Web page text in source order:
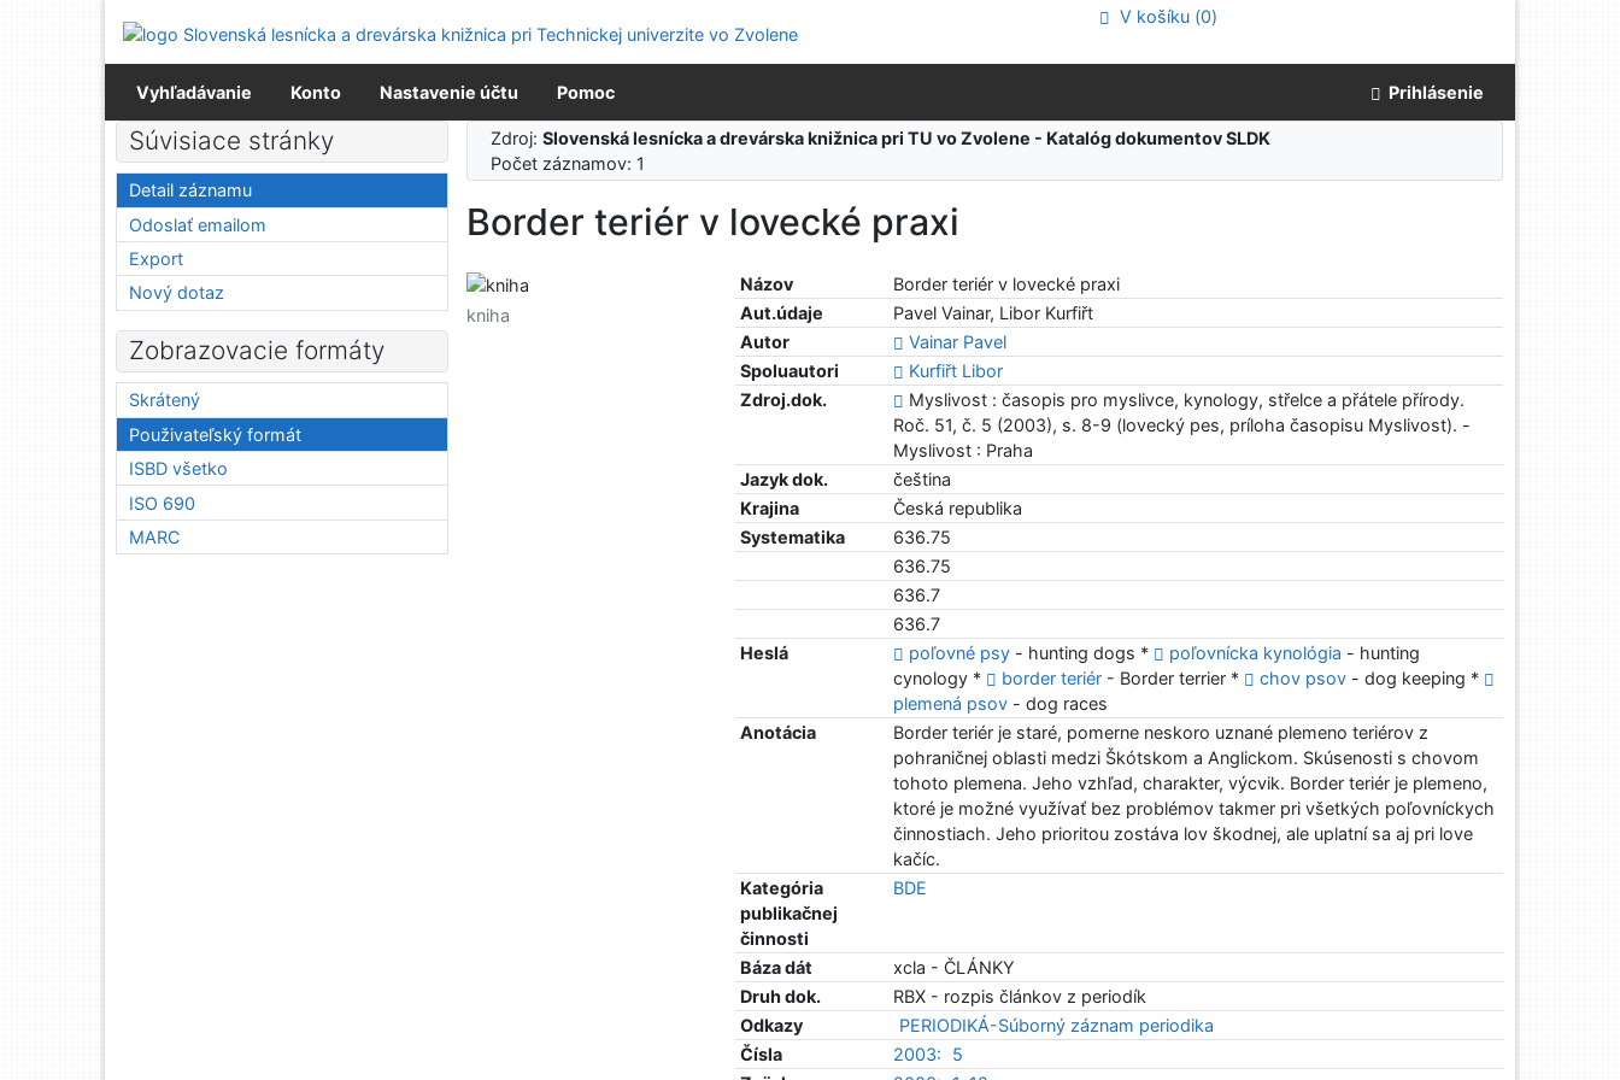
Prejsť na menu
Prehlásenie o webovej prístupnosti
V košíku (0)
Vyhľadávanie Konto Nastavenie účtu Pomoc Prihlásenie
Zdroj:Slovenská lesnícka a drevárska knižnica pri TU vo Zvolene - Katalóg dokumentov SLDK
Počet záznamov: 1
Border teriér v lovecké praxi
Názov
Border teriér v lovecké praxi
Aut.údaje
Pavel Vainar, Libor Kurfiřt
Autor
Vainar Pavel
Spoluautori
Kurfiřt Libor
Zdroj.dok.
Myslivost : časopis pro myslivce, kynology, střelce a přátele přírody.
Roč. 51, č. 5 (2003), s. 8-9 (lovecký pes, príloha časopisu Myslivost). -
Myslivost : Praha
Jazyk dok.
čeština
Krajina
Česká republika
Systematika
636.75
636.75
636.7
636.7
Heslá
poľovné psy - hunting dogs * poľovnícka kynológia - hunting
cynology *
border teriér - Border terrier * chov psov - dog keeping *
plemená psov - dog races
Anotácia
Border teriér je staré, pomerne neskoro uznané plemeno teriérov z
pohraničnej oblasti medzi Škótskom a Anglickom. Skúsenosti s chovom
tohoto plemena. Jeho vzhľad, charakter, výcvik. Border teriér je plemeno,
ktoré je možné využívať bez problémov takmer pri všetkých poľovníckych
činnostiach. Jeho prioritou zostáva lov škodnej, ale uplatní sa aj pri love
kačíc.
Kategória
publikačnej
činnosti
BDE
Báza dát
xcla - ČLÁNKY
Druh dok.
RBX - rozpis článkov z periodík
Odkazy
PERIODIKÁ-Súborný záznam periodika
Čísla
2003:
5
kniha
Súvisiace stránky
Detail záznamu
Odoslať emailom
Export
Nový dotaz
Zobrazovacie formáty
Skrátený
Použivateľský formát
ISBD všetko
ISO 690
MARC